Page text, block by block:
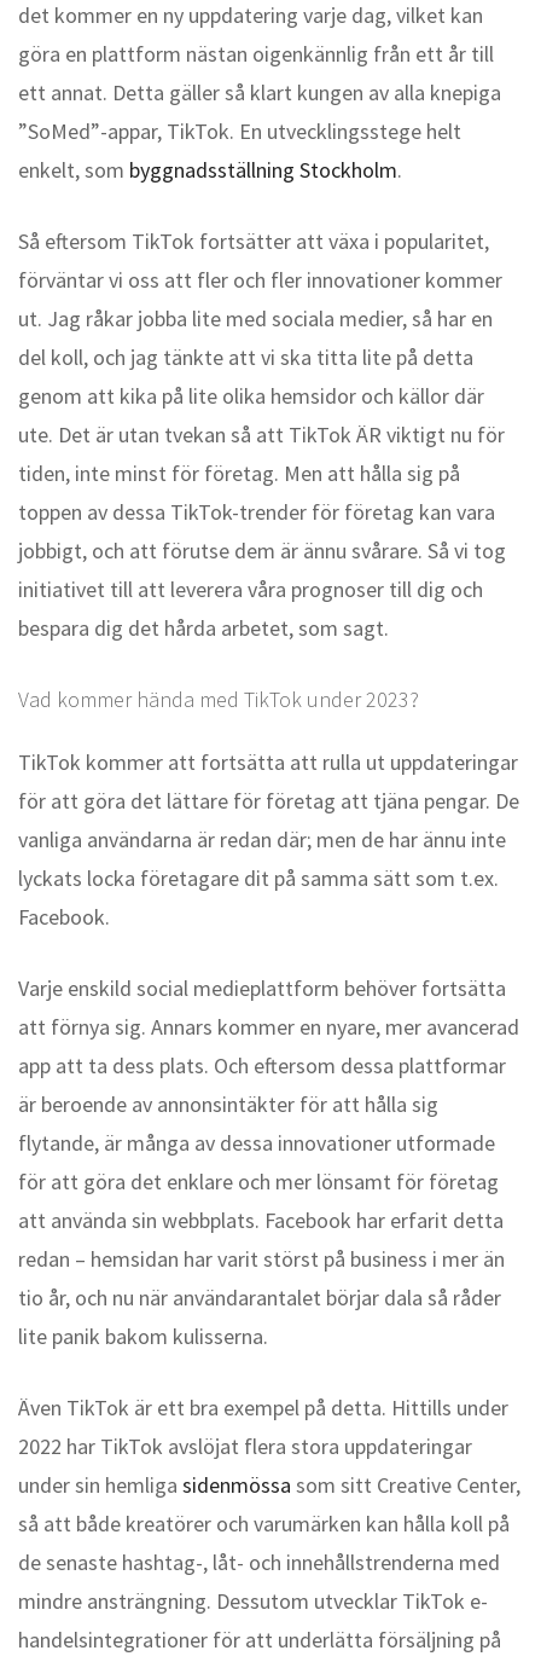
det kommer en ny uppdatering varje dag, vilket kan
göra en plattform nästan oigenkännlig från ett år till
ett annat. Detta gäller så klart kungen av alla knepiga
”SoMed”-appar, TikTok. En utvecklingsstege helt
enkelt, som byggnadsställning Stockholm.
Så eftersom TikTok fortsätter att växa i popularitet,
förväntar vi oss att fler och fler innovationer kommer
ut. Jag råkar jobba lite med sociala medier, så har en
del koll, och jag tänkte att vi ska titta lite på detta
genom att kika på lite olika hemsidor och källor där
ute. Det är utan tvekan så att TikTok ÄR viktigt nu för
tiden, inte minst för företag. Men att hålla sig på
toppen av dessa TikTok-trender för företag kan vara
jobbigt, och att förutse dem är ännu svårare. Så vi tog
initiativet till att leverera våra prognoser till dig och
bespara dig det hårda arbetet, som sagt.
Vad kommer hända med TikTok under 2023?
TikTok kommer att fortsätta att rulla ut uppdateringar
för att göra det lättare för företag att tjäna pengar. De
vanliga användarna är redan där; men de har ännu inte
lyckats locka företagare dit på samma sätt som t.ex.
Facebook.
Varje enskild social medieplattform behöver fortsätta
att förnya sig. Annars kommer en nyare, mer avancerad
app att ta dess plats. Och eftersom dessa plattformar
är beroende av annonsintäkter för att hålla sig
flytande, är många av dessa innovationer utformade
för att göra det enklare och mer lönsamt för företag
att använda sin webbplats. Facebook har erfarit detta
redan – hemsidan har varit störst på business i mer än
tio år, och nu när användarantalet börjar dala så råder
lite panik bakom kulisserna.
Även TikTok är ett bra exempel på detta. Hittills under
2022 har TikTok avslöjat flera stora uppdateringar
under sin hemliga sidenmössa som sitt Creative Center,
så att både kreatörer och varumärken kan hålla koll på
de senaste hashtag-, låt- och innehållstrenderna med
mindre ansträngning. Dessutom utvecklar TikTok e-
handelsintegrationer för att underlätta försäljning på